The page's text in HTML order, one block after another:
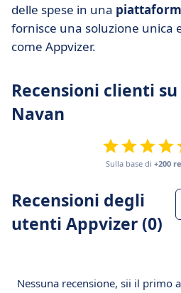
delle spese in una
fornisce una soluzione unica
come Appvizer.
Recensioni clienti su
Navan
Sulla base di +200
Recensioni degli
utenti Appvizer (0)
Nessuna recensione, sii il primo